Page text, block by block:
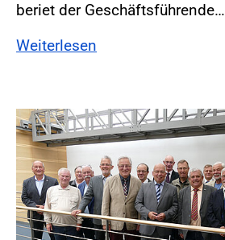
beriet der Geschäftsführende…
Weiterlesen